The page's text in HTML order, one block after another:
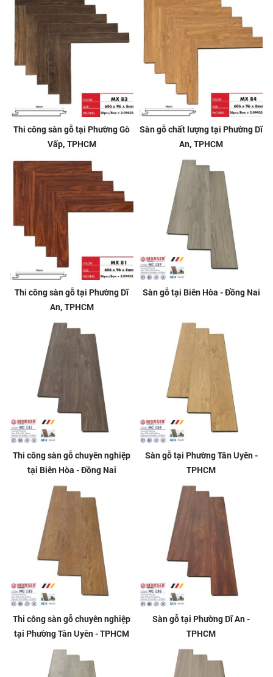
Thi công sàn gỗ tại Phường Gò
Vấp, TPHCM
Sàn gỗ chất lượng tại Phường Dĩ
An, TPHCM
Thi công sàn gỗ tại Phường Dĩ
An, TPHCM
Sàn gỗ tại Biên Hòa - Đồng Nai
Thi công sàn gỗ chuyên nghiệp
tại Biên Hòa - Đồng Nai
Sàn gỗ tại Phường Tân Uyên -
TPHCM
Thi công sàn gỗ chuyên nghiệp
tại Phường Tân Uyên - TPHCM
Sàn gỗ tại Phường Dĩ An -
TPHCM